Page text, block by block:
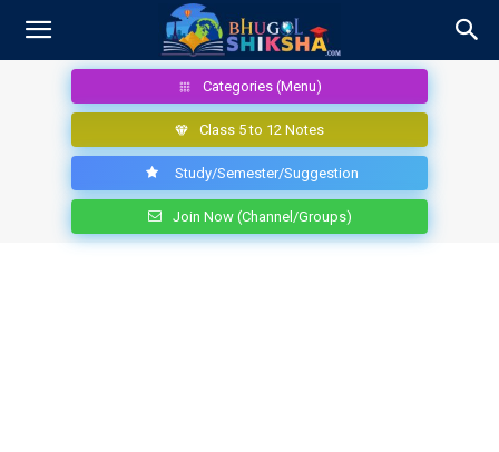
Categories (Menu)
Class 5 to 12 Notes
Study/Semester/Suggestion
Join Now (Channel/Groups)